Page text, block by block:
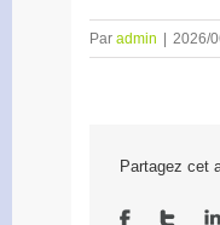
Par admin 2026/
Partagez cet